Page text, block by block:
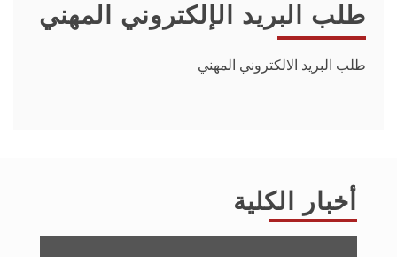
طلب البريد الإلكتروني المهني
طلب البريد الالكتروني المهني
أخبار الكلية